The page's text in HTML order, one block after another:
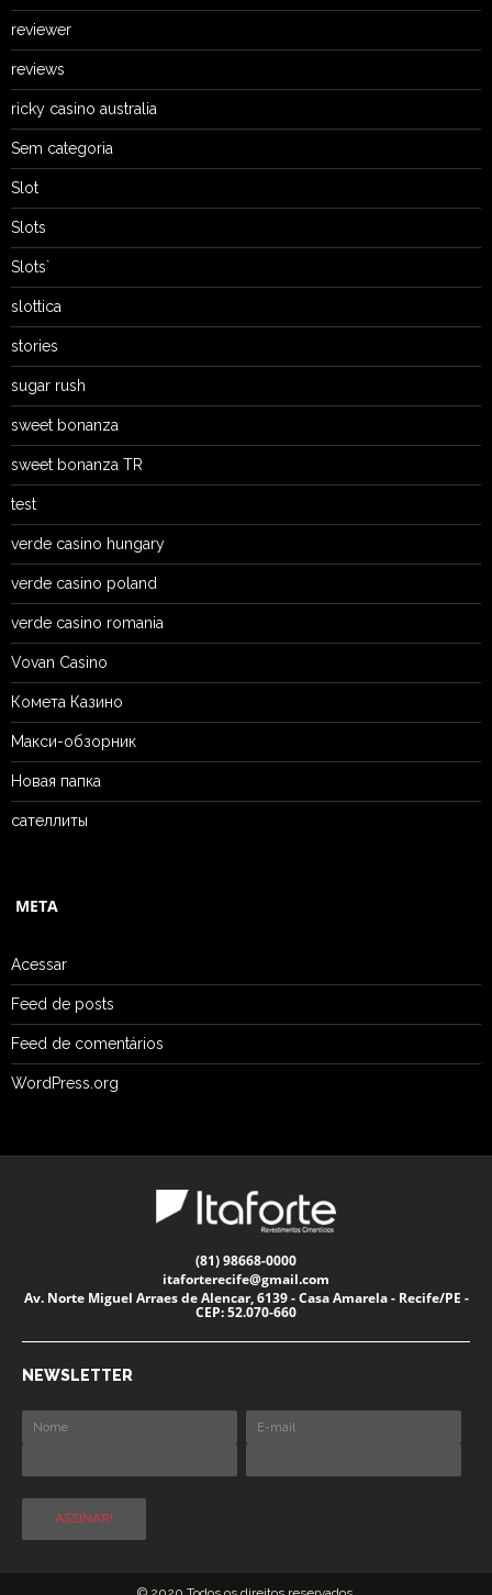
reviewer
reviews
ricky casino australia
Sem categoria
Slot
Slots
Slots`
slottica
stories
sugar rush
sweet bonanza
sweet bonanza TR
test
verde casino hungary
verde casino poland
verde casino romania
Vovan Casino
Комета Казино
Макси-обзорник
Новая папка
сателлиты
META
Acessar
Feed de posts
Feed de comentários
WordPress.org
(81) 98668-0000
itaforterecife@gmail.com
Av. Norte Miguel Arraes de Alencar, 6139 - Casa Amarela - Recife/PE -
CEP: 52.070-660
NEWSLETTER